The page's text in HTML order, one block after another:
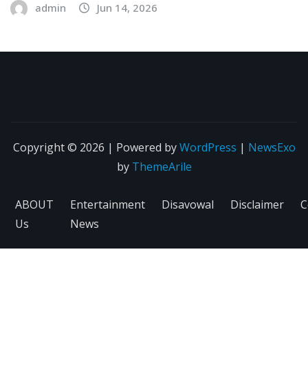
admin Jun 14, 2026
Copyright © 2026 | Powered byWordPress | NewsExo
by ThemeArile
ABOUT
Us
Entertainment
News
Disavowal Disclaimer